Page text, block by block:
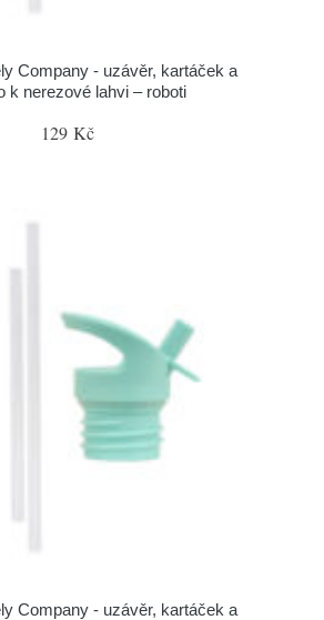
Company - uzávěr, kartáček a
k nerezové lahvi – roboti
129 Kč
Company - uzávěr, kartáček a